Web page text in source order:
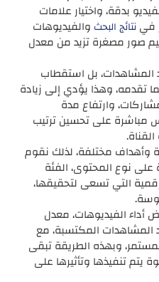
بدقة، واختيار علامات
فينتائج البحث والفيديوهات
صور مصغرة تزيد من معدل
بل استقطاب
تقدمه، وهذا يؤدي إلى زيادة
وارتفاع مدة
مباشرة على تحسين ترتيب
مختلفة، لذلك نقوم
على نوع المحتوى، الفئة
التي تسعى لتحقيقها،
أداء الفيديوهات، معدل
المشاهدات المكتسبة، مع
وبهذه الطريقة تبقى
تنفيذها وتأثيرها على